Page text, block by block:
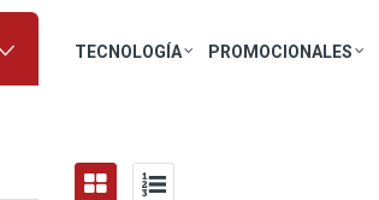
TECNOLOGÍA PROMOCIONALES